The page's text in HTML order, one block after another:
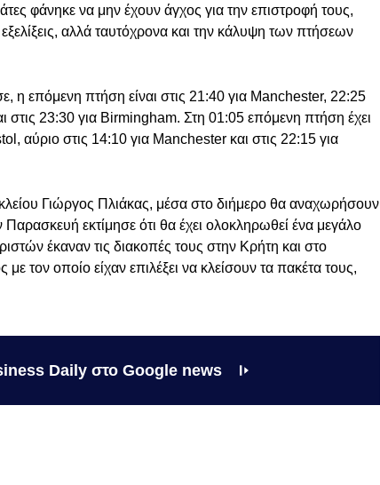
φάνηκε να μην έχουν άγχος για την επιστροφή τους,
αλλά ταυτόχρονα και την κάλυψη των πτήσεων
επόμενη πτήση είναι στις 21:40 για Manchester, 22:25
στις 23:30 για Birmingham. Στη 01:05 επόμενη πτήση έχει
αύριο στις 14:10 για Manchester και στις 22:15 για
Γιώργος Πλιάκας, μέσα στο διήμερο θα αναχωρήσουν
εκτίμησε ότι θα έχει ολοκληρωθεί ένα μεγάλο
έκαναν τις διακοπές τους στην Κρήτη και στο
τον οποίο είχαν επιλέξει να κλείσουν τα πακέτα τους,
Daily στο Google news